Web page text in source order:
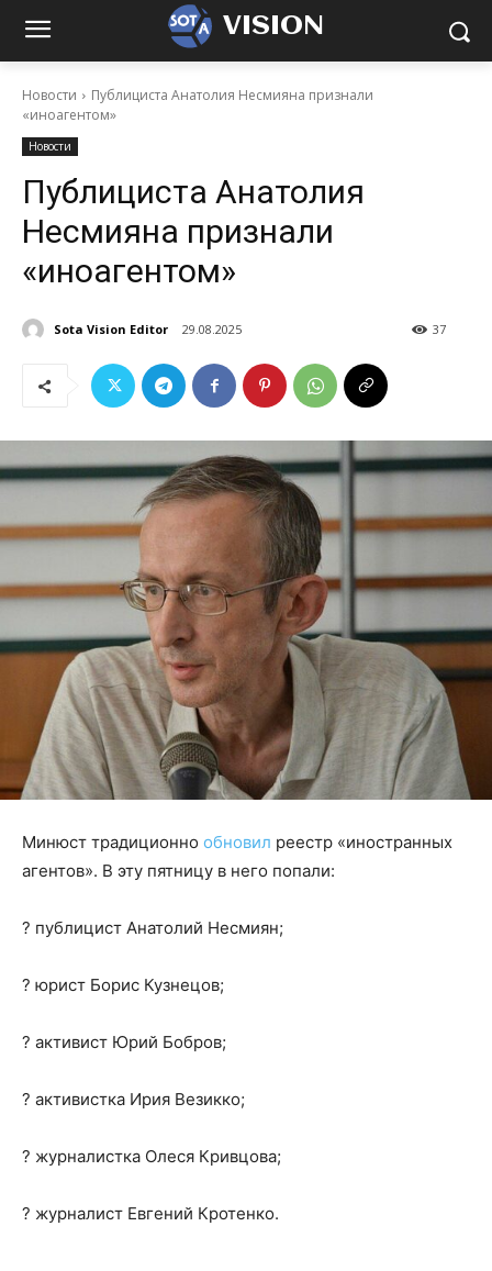
VISION
Новости
Публициста Анатолия Несмияна признали
«иноагентом»
Новости
Публициста Анатолия
Несмияна признали
«иноагентом»
Sota Vision Editor 29.08.2025 37
Минюст традиционно обновил реестр «иностранных
агентов». В эту пятницу в него попали:
? публицист Анатолий Несмиян;
? юрист Борис Кузнецов;
? активист Юрий Бобров;
? активистка Ирия Везикко;
? журналистка Олеся Кривцова;
? журналист Евгений Кротенко.